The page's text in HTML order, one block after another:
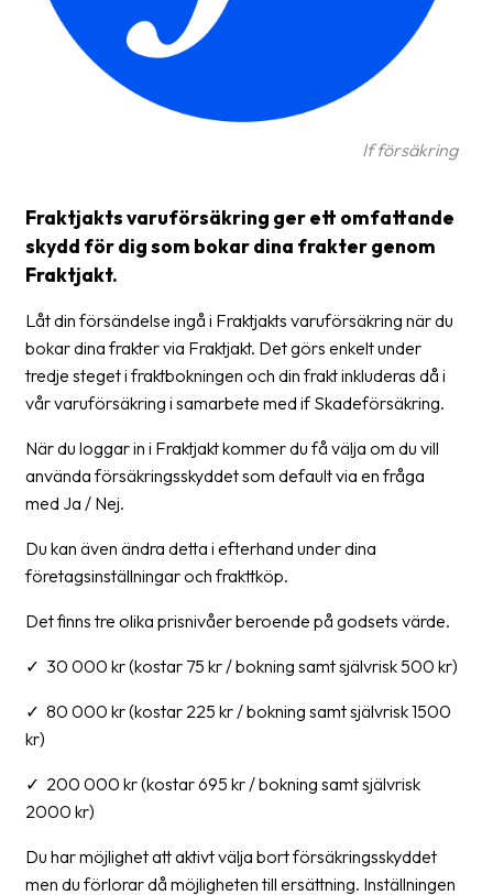
Skrivarinställningar
Tulldeklarationer
Manualer
Nedladdningar
Kundtjänst
Om
Om
Fraktjakt
Pressrum
Medarbetare
Jobb
&
Kontakta
oss
Villkor
If försäkring
Fraktjakts varuförsäkring ger ett omfattande
skydd för dig som bokar dina frakter genom
Fraktjakt.
Låt din försändelse ingå i Fraktjakts varuförsäkring när du
bokar dina frakter via Fraktjakt. Det görs enkelt under
tredje steget i fraktbokningen och din frakt inkluderas då i
vår varuförsäkring i samarbete med if Skadeförsäkring.
När du loggar in i Fraktjakt kommer du få välja om du vill
använda försäkringsskyddet som default via en fråga
med Ja / Nej.
Du kan även ändra detta i efterhand under dina
företagsinställningar och frakttköp.
Det finns tre olika prisnivåer beroende på godsets värde.
✓ 30 000 kr (kostar 75 kr / bokning samt självrisk 500 kr)
✓ 80 000 kr (kostar 225 kr / bokning samt självrisk 1500
kr)
✓ 200 000 kr (kostar 695 kr / bokning samt självrisk
2000 kr)
Du har möjlighet att aktivt välja bort försäkringsskyddet
men du förlorar då möjligheten till ersättning. Inställningen